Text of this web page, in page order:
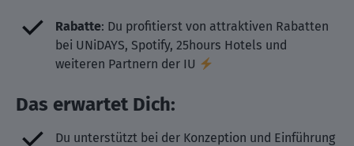
Rabatte: Du profitierst von attraktiven Rabatten
bei UNiDAYS, Spotify, 25hours Hotels und
weiteren Partnern der IU
Das erwartet Dich:
Du unterstützt bei der Konzeption und Einführung